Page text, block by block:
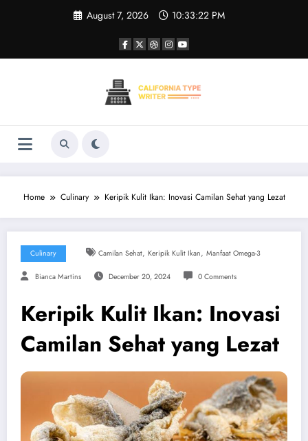
August 7, 2026 10:33:22 PM
Home Culinary Keripik Kulit Ikan: Inovasi Camilan Sehat yang Lezat
Culinary Camilan Sehat, Keripik Kulit Ikan, Manfaat Omega-3
Bianca Martins December 20, 2024 0 Comments
Keripik Kulit Ikan: Inovasi
Camilan Sehat yang Lezat